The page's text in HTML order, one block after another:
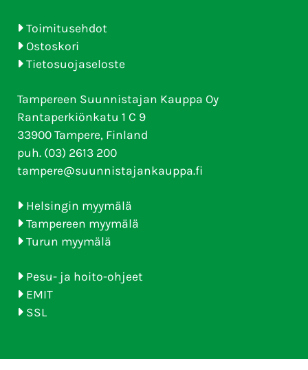
Toimitusehdot
Ostoskori
Tietosuojaseloste
Tampereen Suunnistajan Kauppa Oy
Rantaperkiönkatu 1 C 9
33900 Tampere, Finland
puh. (03) 2613 200
tampere@suunnistajankauppa.fi
Helsingin myymälä
Tampereen myymälä
Turun myymälä
Pesu- ja hoito-ohjeet
EMIT
SSL